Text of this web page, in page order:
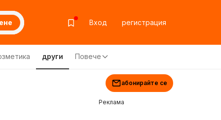
Вход регистрация
други Повече
абонирайте се
Реклама